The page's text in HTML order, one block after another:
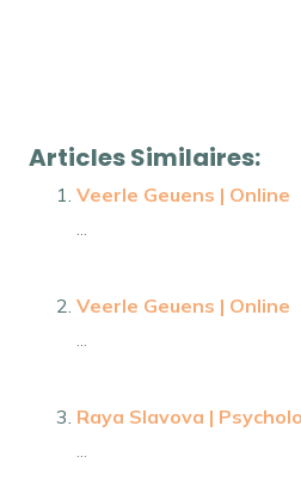
Articles Similaires:
Veerle Geuens | Online
Veerle Geuens | Online
Raya Slavova |